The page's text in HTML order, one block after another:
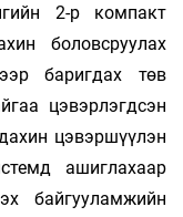
2-р компакт
боловсруулах
баригдах төв
цэвэрлэгдсэн
цэвэршүүлэн
ашиглахаар
байгууламжийн